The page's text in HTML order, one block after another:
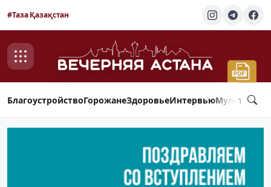
#Таза Қазақстан
БлагоустройствоГорожанеЗдоровьеИнтервью